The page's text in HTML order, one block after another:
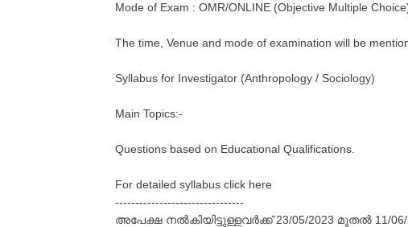
Mode of Exam : OMR/ONLINE (Objective Multiple
The time, Venue and mode of examination will be
Syllabus for Investigator (Anthropology / Sociology)
Main Topics:-
Questions based on Educational Qualifications.
For detailed syllabus click here
--------------------------------
അപേക്ഷ നൽകിയിട്ടുള്ളവർക്ക് 23/05/2023 മുതൽ